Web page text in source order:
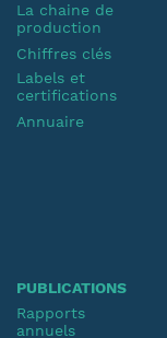
La chaine de
production
Chiffres clés
Labels et
certifications
Annuaire
PUBLICATIONS
Rapports
annuels